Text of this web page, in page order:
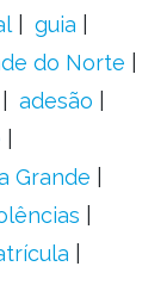
guia
do Norte
adesão
Grande